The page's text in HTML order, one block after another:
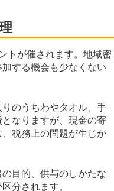
トが催されます。地域密
する機会も少なくない
のうちわやタオル、手
なりますが、現金の寄
税務上の問題が生じが
目的、供与のしかたな
分されます。